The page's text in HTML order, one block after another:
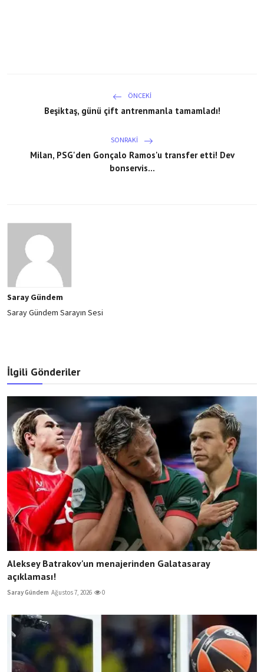
ÖNCEKI
Beşiktaş, günü çift antrenmanla tamamladı!
SONRAKI
Milan, PSG'den Gonçalo Ramos'u transfer etti! Dev
bonservis...
Saray Gündem
Saray Gündem Sarayın Sesi
İlgili Gönderiler
Aleksey Batrakov'un menajerinden Galatasaray
açıklaması!
Saray Gündem Ağustos 7, 2026 0